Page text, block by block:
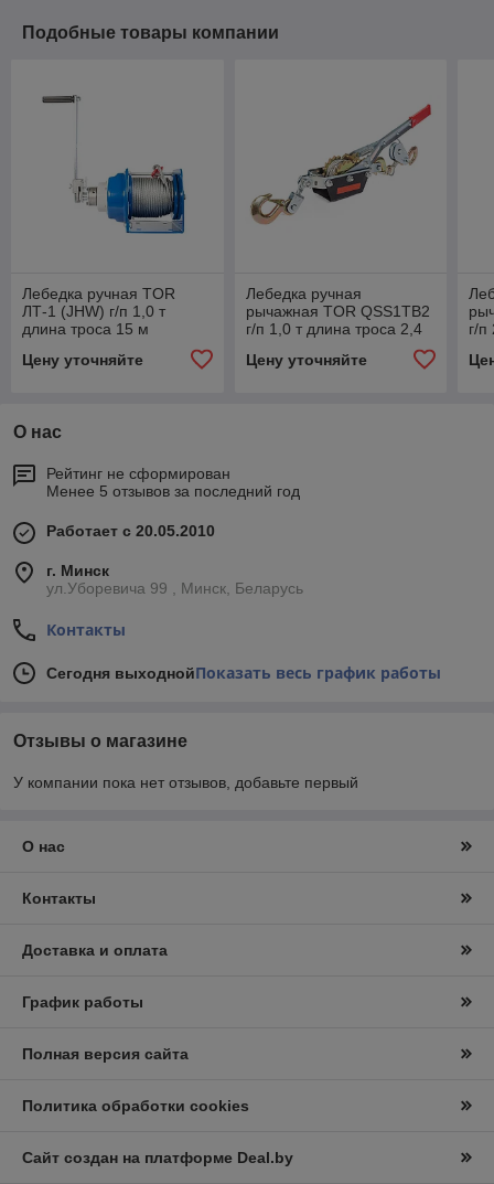
Подобные товары компании
Лебедка ручная TOR
ЛТ-1 (JHW) г/п 1,0 т
длина троса 15 м
Цену уточняйте
Лебедка ручная
рычажная TOR QSS1TB2
г/п 1,0 т длина троса 2,4
Цену уточняйте
г/п
О нас
Рейтинг не сформирован
Менее 5 отзывов за последний год
Работает с 20.05.2010
г. Минск
ул.Уборевича 99 , Минск, Беларусь
Контакты
Сегодня выходнойПоказать весь график работы
Отзывы о магазине
У компании пока нет отзывов, добавьте первый
О нас
Контакты
Доставка и оплата
График работы
Полная версия сайта
Политика обработки cookies
Сайт создан на платформе Deal.by